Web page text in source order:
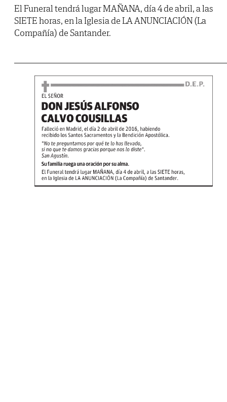
El Funeral tendrá lugar MAÑANA, día 4 de abril, a las
SIETE horas, en la Iglesia de LA ANUNCIACIÓN (La
Compañía) de Santander.